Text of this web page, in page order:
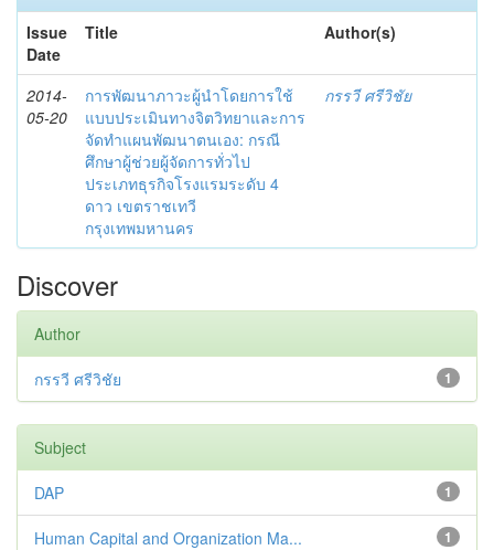
Issue
Date
Title Author(s)
2014-
05-20
การพัฒนาภาวะผู้นำโดยการใช้
แบบประเมินทางจิตวิทยาและการ
จัดทำแผนพัฒนาตนเอง: กรณี
ศึกษาผู้ช่วยผู้จัดการทั่วไป
ประเภทธุรกิจโรงแรมระดับ 4
ดาว เขตราชเทวี
กรุงเทพมหานคร
กรรวี ศรีวิชัย
Discover
Author
1
กรรวี ศรีวิชัย
Subject
1
DAP
1
Human Capital and Organization Ma...